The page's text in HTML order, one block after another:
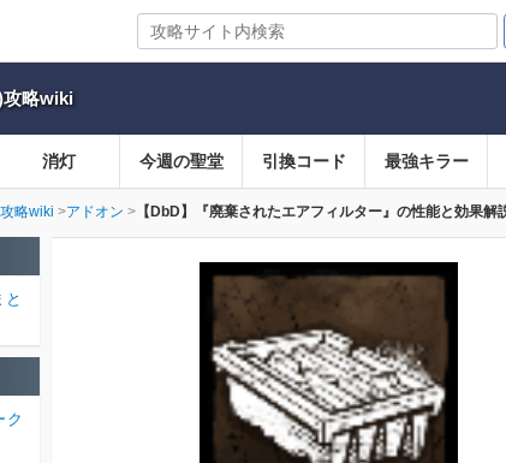
攻略wiki
消灯 今週の聖堂 引換コード 最強キラー
略wiki アドオン 【DbD】『廃棄されたエアフィルター』の性能と効果解
ク